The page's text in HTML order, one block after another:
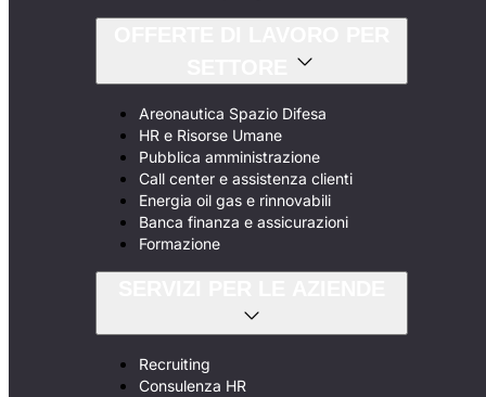
Areonautica Spazio Difesa
HR e Risorse Umane
Pubblica amministrazione
Call center e assistenza clienti
Energia oil gas e rinnovabili
Banca finanza e assicurazioni
Formazione
Recruiting
Consulenza HR